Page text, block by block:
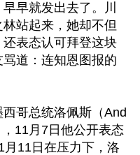
早就发出去了。川
站起来，她却不但
表态认可拜登这块
道：连知恩图报的
哥总统洛佩斯（And
11月7日他公开表态
11日在压力下，洛